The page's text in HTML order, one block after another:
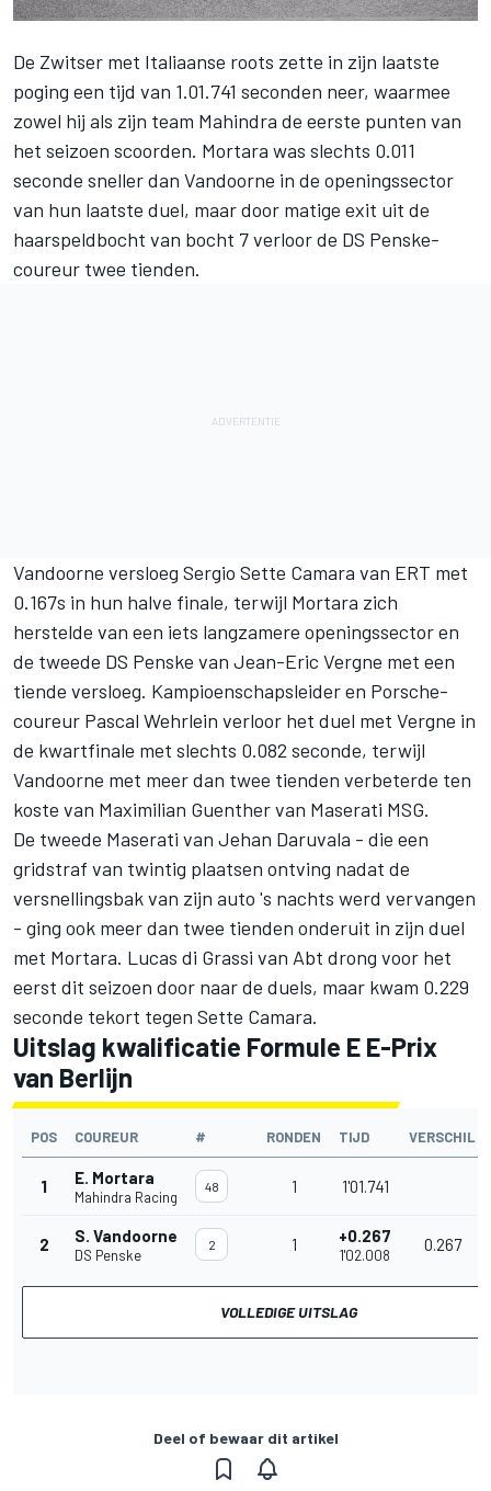
De Zwitser met Italiaanse roots zette in zijn laatste
poging een tijd van 1.01.741 seconden neer, waarmee
zowel hij als zijn team Mahindra de eerste punten van
het seizoen scoorden. Mortara was slechts 0.011
seconde sneller dan Vandoorne in de openingssector
van hun laatste duel, maar door matige exit uit de
haarspeldbocht van bocht 7 verloor de DS Penske-
coureur twee tienden.
Vandoorne versloeg Sergio Sette Camara van ERT met
0.167s in hun halve finale, terwijl Mortara zich
herstelde van een iets langzamere openingssector en
de tweede DS Penske van Jean-Eric Vergne met een
tiende versloeg. Kampioenschapsleider en Porsche-
coureur Pascal Wehrlein verloor het duel met Vergne in
de kwartfinale met slechts 0.082 seconde, terwijl
Vandoorne met meer dan twee tienden verbeterde ten
koste van Maximilian Guenther van Maserati MSG.
De tweede Maserati van Jehan Daruvala - die een
gridstraf van twintig plaatsen ontving nadat de
versnellingsbak van zijn auto 's nachts werd vervangen
- ging ook meer dan twee tienden onderuit in zijn duel
met Mortara. Lucas di Grassi van Abt drong voor het
eerst dit seizoen door naar de duels, maar kwam 0.229
seconde tekort tegen Sette Camara.
Uitslag kwalificatie Formule E E-Prix
van Berlijn
POS COUREUR # RONDEN TIJD VERSCHIL
1 E. Mortara
Mahindra Racing
48 1 1'01.741
2 S. Vandoorne
DS Penske
2 1 +0.267
1'02.008
0.267
VOLLEDIGE UITSLAG
Deel of bewaar dit artikel